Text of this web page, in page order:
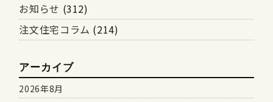
お知らせ (312)
注文住宅コラム (214)
アーカイブ
2026年8月